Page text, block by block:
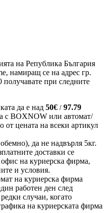
на Република България
намиращ се на адрес гр.
при следните
да е над 50€ / 97.79
с BOXNOW или автомат/
от цената на всеки артикул
да не надвърля 5кг.
доставки се
на куриерска фирма,
и условия.
на куриерска фирма
работен ден след
случаи, когато
на куриерската фирма